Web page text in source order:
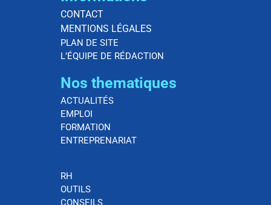
CONTACT
MENTIONS LÉGALES
PLAN DE SITE
L’ÉQUIPE DE RÉDACTION
Nos thematiques
ACTUALITÉS
EMPLOI
FORMATION
ENTREPRENARIAT
RH
OUTILS